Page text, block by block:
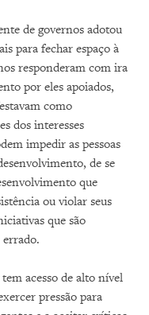
de governos adotou
para fechar espaço à
responderam com ira
por eles apoiados,
como
dos interesses
impedir as pessoas
de se
que
ou violar seus
que são
acesso de alto nível
pressão para